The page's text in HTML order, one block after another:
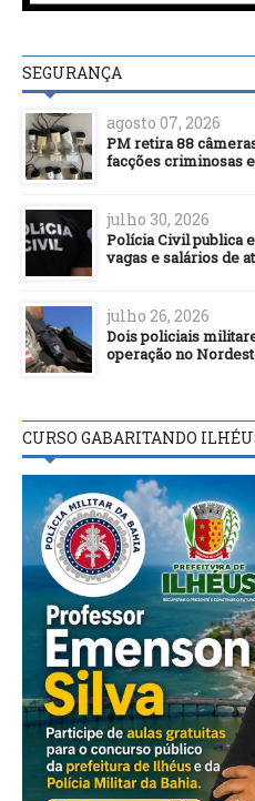
SEGURANÇA
agosto 07, 2026
PM retira 88
facções criminosas
julho 30, 2026
Polícia Civil publica
vagas e salários de
julho 26, 2026
Dois policiais
operação no
CURSO GABARITANDO